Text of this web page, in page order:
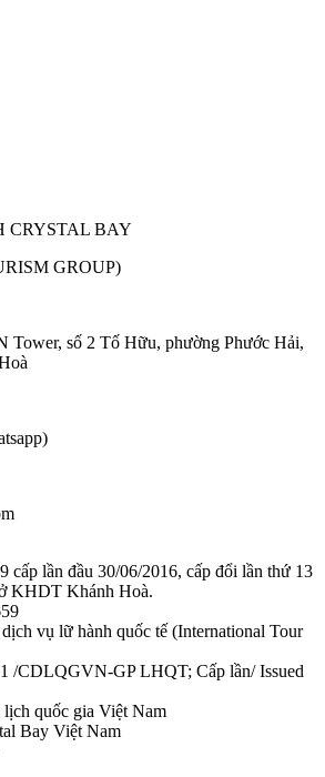
CRYSTAL BAY
GROUP)
Tower, số 2 Tố Hữu, phường Phước Hải,
cấp lần đầu 30/06/2016, cấp đổi lần thứ 13
KHDT Khánh Hoà.
vụ lữ hành quốc tế (International Tour
/CDLQGVN-GP LHQT; Cấp lần/ Issued
quốc gia Việt Nam
Bay Việt Nam